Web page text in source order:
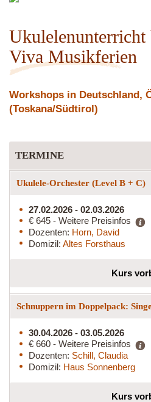
Ukulelenunterricht
Viva Musikferien
Workshops in Deutschland,
(Toskana/Südtirol)
TERMINE
Ukulele-Orchester (Level B + C)
27.02.2026 - 02.03.2026
€ 645 - Weitere Preisinfos
Dozenten: Horn, David
Domizil: Altes Forsthaus
Kurs
Schnuppern im Doppelpack:
30.04.2026 - 03.05.2026
€ 660 - Weitere Preisinfos
Dozenten: Schill, Claudia
Domizil: Haus Sonnenberg
Kurs